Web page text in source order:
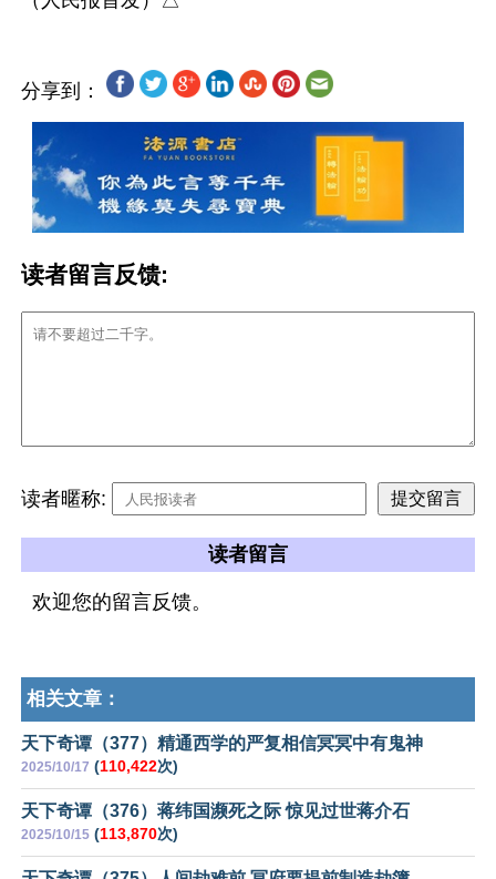
分享到：
读者留言反馈:
读者暱称:
读者留言
欢迎您的留言反馈。
相关文章：
天下奇谭（377）精通西学的严复相信冥冥中有鬼神
2025/10/17 (110,422次)
天下奇谭（376）蒋纬国濒死之际 惊见过世蒋介石
2025/10/15 (113,870次)